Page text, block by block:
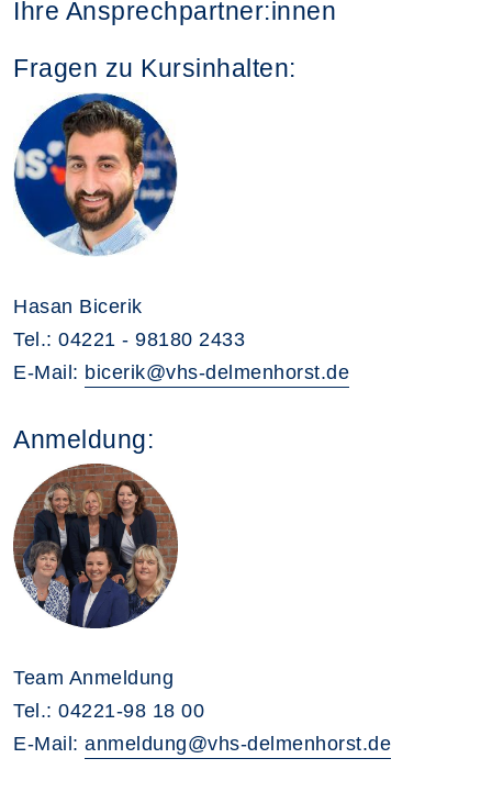
Ihre Ansprechpartner:innen
Fragen zu Kursinhalten:
Hasan Bicerik
Tel.: 04221 - 98180 2433
E-Mail: bicerik@vhs-delmenhorst.de
Anmeldung:
Team Anmeldung
Tel.: 04221-98 18 00
E-Mail: anmeldung@vhs-delmenhorst.de